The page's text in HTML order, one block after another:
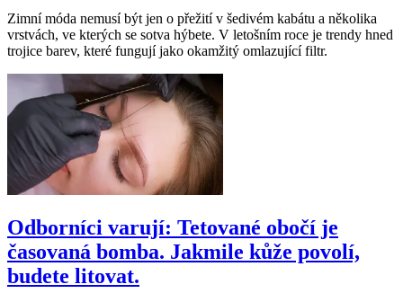
Zimní móda nemusí být jen o přežití v šedivém kabátu a několika
vrstvách, ve kterých se sotva hýbete. V letošním roce je trendy hned
trojice barev, které fungují jako okamžitý omlazující filtr.
Odborníci varují: Tetované obočí je
časovaná bomba. Jakmile kůže povolí,
budete litovat.